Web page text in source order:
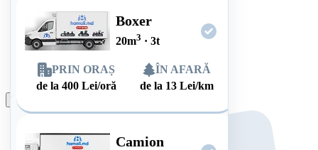
Boxer
20m3 · 3t
PRIN ORAȘ
de la400 Lei/oră
ÎN AFARĂ
de la 13 Lei/km
Camion
Plasează comanda